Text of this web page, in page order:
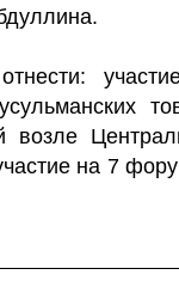
возле
на 7